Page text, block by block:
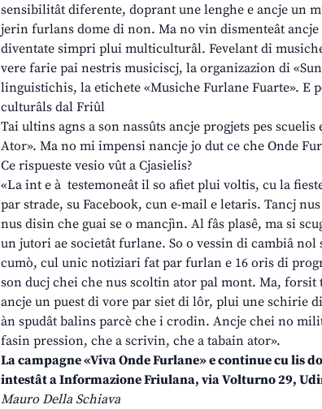
sensibilitât diferente, doprant une lenghe e ancje un
jerin furlans dome di non. Ma no vin dismenteât
diventate simpri plui multiculturâl. Fevelant di
vere farie pai nestris musiciscj, la organizazion di
linguistichis, la etichete «Musiche Furlane Fuarte». E
culturâls dal Friûl
Tai ultins agns a son nassûts ancje progjets pes
Ator». Ma no mi impensi nancje jo dut ce che Onde
Ce rispueste vesio vût a Cjasielis?
«La int e à testemoneât il so afiet plui voltis, cu la
par strade, su Facebook, cun e-mail e letaris. Tancj
nus disin che guai se o mancjìn. Al fâs plasê, ma si
un jutori ae societât furlane. So o vessin di cambiâ
cumò, cul unic notiziari fat par furlan e 16 oris di
son ducj chei che nus scoltin ator pal mont. Ma, forsit
ancje un puest di vore par siet di lôr, plui une schirie
àn spudât balins parcè che i crodin. Ancje chei no
fasin pression, che a scrivin, che a tabain ator».
La campagne «Viva Onde Furlane» e continue cu lis
intestât a Informazione Friulana, via Volturno 29,
Mauro Della Schiava